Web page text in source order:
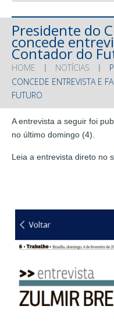
Presidente do
concede
Contador do
HOME NOTÍCIAS
CONCEDE ENTREVISTA E
FUTURO
A entrevista a seguir foi
no último domingo (4).
Leia a entrevista direto no